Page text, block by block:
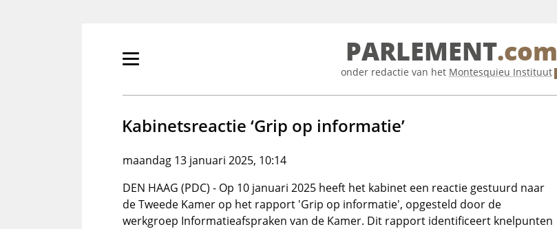
Primair
tonen/verbergen
PARLEMENT.com
onder redactie van het Montesquieu Instituut
Kabinetsreactie ‘Grip op informatie’
maandag 13 januari 2025, 10:14
DEN HAAG (PDC) - Op 10 januari 2025 heeft het kabinet een reactie gestuurd naar
de Tweede Kamer op het rapport 'Grip op informatie', opgesteld door de
werkgroep Informatieafspraken van de Kamer. Dit rapport identificeert knelpunten